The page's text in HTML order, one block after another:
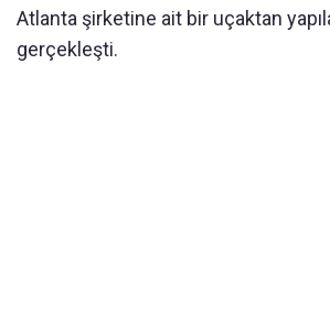
Atlanta şirketine ait bir uçaktan
gerçekleşti.